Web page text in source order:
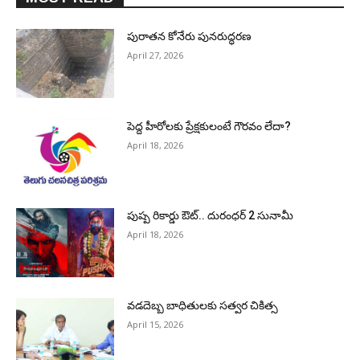
పురాత‌న కోనేరు పున‌రుద్ధ‌ర‌ణ
April 27, 2026
పెద్ద హీరోల‌కు ప్రేక్ష‌కులంటే గౌర‌వం లేదా?
April 18, 2026
పుష్ప రికార్డు ఔట్‌.. దురంధ‌ర్ 2 సునామీ
April 18, 2026
వడదెబ్బ బాధితులకు సత్వర చికిత్స
April 15, 2026